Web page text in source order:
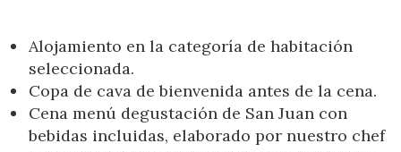
Ubicación/nombre del hotel
Alojamiento en la categoría de habitación
seleccionada.
Copa de cava de bienvenida antes de la cena.
Cena menú degustación de San Juan con
bebidas incluidas, elaborado por nuestro chef